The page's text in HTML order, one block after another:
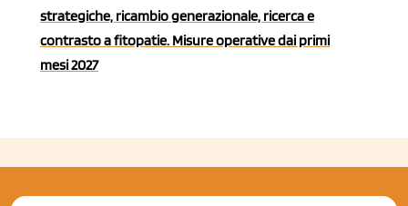
strategiche, ricambio generazionale, ricerca e
contrasto a fitopatie. Misure operative dai primi
mesi 2027